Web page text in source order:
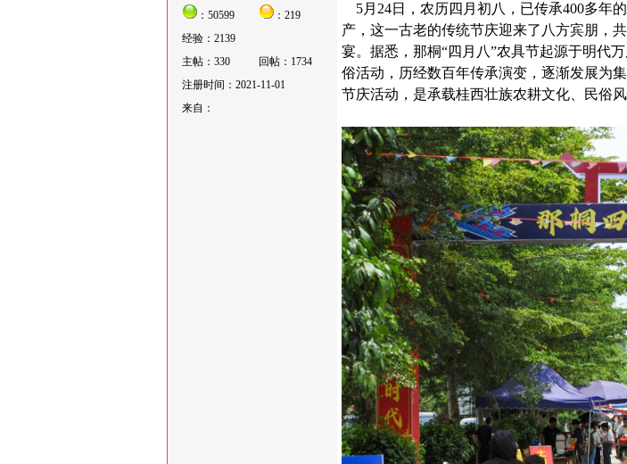
：50599
：219
经验：2139
主帖：330
回帖：1734
注册时间：2021-11-01
来自：
5月24日，农历四月初八，已传承400多年
产，这一古老的传统节庆迎来了八方宾朋，
宴。据悉，那桐“四月八”农具节起源于明代
俗活动，历经数百年传承演变，逐渐发展为
节庆活动，是承载桂西壮族农耕文化、民俗